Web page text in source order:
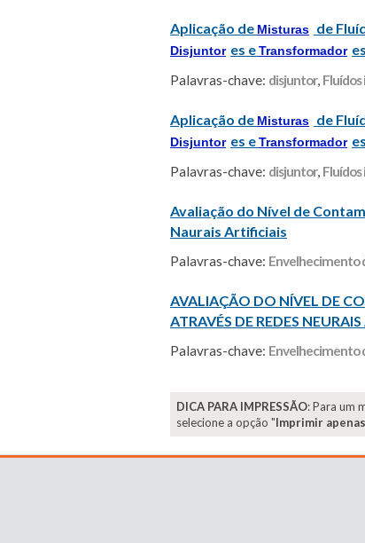
Aplicação de Misturas de
Disjuntor es eTransformador es
Palavras-chave: disjuntor,
Aplicação de Misturas de
Disjuntor es eTransformador es
Palavras-chave: disjuntor,
Avaliação do Nível de
Naurais Artificiais
Palavras-chave: Envelhecimento
AVALIAÇÃO DO NÍVEL DE
ATRAVÉS DE REDES
Palavras-chave: Envelhecimento
DICA PARA IMPRESSÃO: Para um
selecione a opção "Imprimir